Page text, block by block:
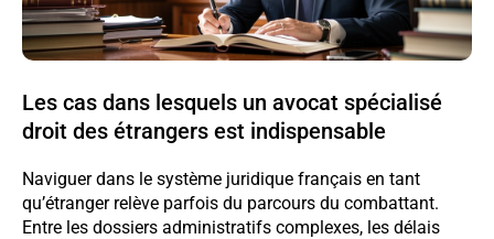
Les cas dans lesquels un avocat spécialisé
droit des étrangers est indispensable
Naviguer dans le système juridique français en tant
qu’étranger relève parfois du parcours du combattant.
Entre les dossiers administratifs complexes, les délais